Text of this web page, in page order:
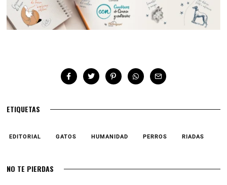
ETIQUETAS
EDITORIAL GATOS HUMANIDAD PERROS RIADAS
NO TE PIERDAS